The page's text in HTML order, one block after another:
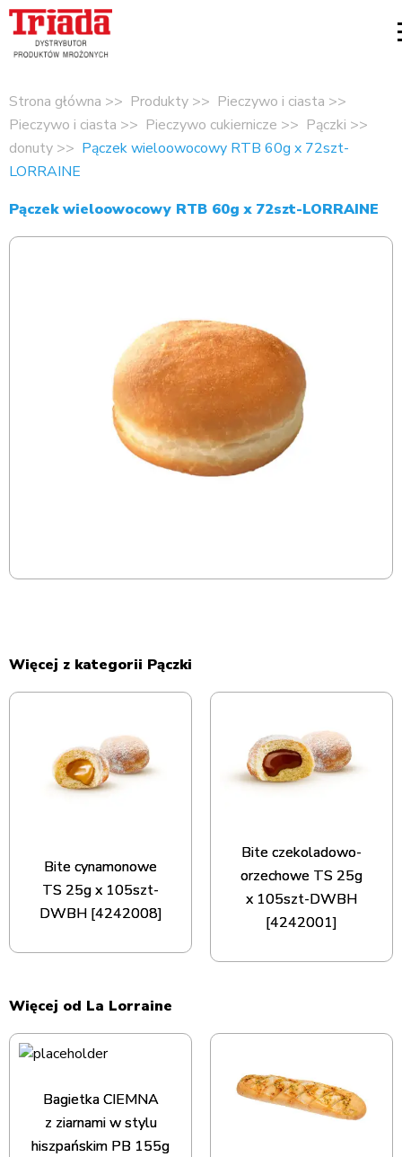
Strona główna Produkty
Pieczywo i ciasta
Pieczywo i ciasta
Pieczywo cukiernicze
Pączki
donuty
Pączek wieloowocowy RTB 60g x 72szt-
LORRAINE
Pączek wieloowocowy RTB 60g x 72szt-LORRAINE
Więcej z kategorii Pączki
Bite cynamonowe
TS 25g x 105szt-
DWBH [4242008]
Bite czekoladowo-
orzechowe TS 25g
x 105szt-DWBH
[4242001]
Więcej od La Lorraine
Bagietka CIEMNA
z ziarnami w stylu
hiszpańskim PB 155g